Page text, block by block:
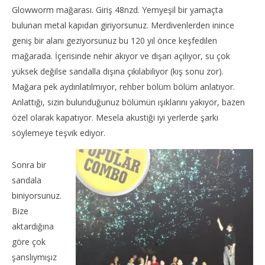
Glowworm mağarası. Giriş 48nzd. Yemyeşil bir yamaçta
bulunan metal kapıdan giriyorsunuz. Merdivenlerden inince
geniş bir alanı geziyorsunuz bu 120 yıl önce keşfedilen
mağarada. İçerisinde nehir akıyor ve dışarı açılıyor, su çok
yüksek değilse sandalla dışına çıkılabiliyor (kış sonu zor).
Mağara pek aydınlatılmıyor, rehber bölüm bölüm anlatıyor.
Anlattığı, sizin bulunduğunuz bölümün ışıklarını yakıyor, bazen
özel olarak kapatıyor. Mesela akustiği iyi yerlerde şarkı
söylemeye teşvik ediyor.
Sonra bir
sandala
biniyorsunuz.
Bize
aktardığına
göre çok
şanslıymışız